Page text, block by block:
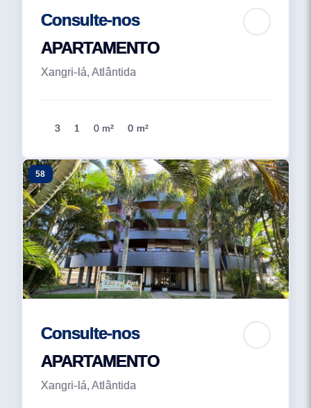
Consulte-nos
APARTAMENTO
Xangri-lá, Atlântida
3 1 0 m² 0 m²
58
Consulte-nos
APARTAMENTO
Xangri-lá, Atlântida